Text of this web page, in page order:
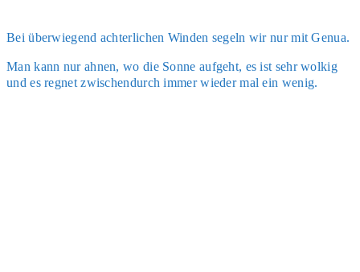
Bei über­wie­gend ach­ter­li­chen Win­den segeln wir nur mit Genua.
Man kann nur ahnen, wo die Son­ne auf­geht, es ist sehr wol­kig
und es reg­net zwi­schen­durch immer wie­der mal ein wenig.